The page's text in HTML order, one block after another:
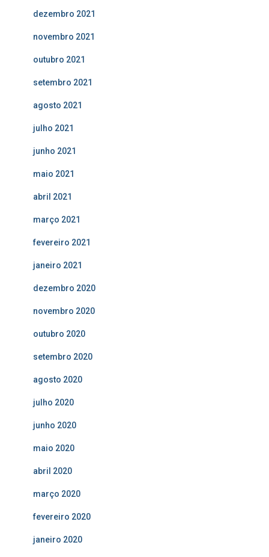
dezembro 2021
novembro 2021
outubro 2021
setembro 2021
agosto 2021
julho 2021
junho 2021
maio 2021
abril 2021
março 2021
fevereiro 2021
janeiro 2021
dezembro 2020
novembro 2020
outubro 2020
setembro 2020
agosto 2020
julho 2020
junho 2020
maio 2020
abril 2020
março 2020
fevereiro 2020
janeiro 2020